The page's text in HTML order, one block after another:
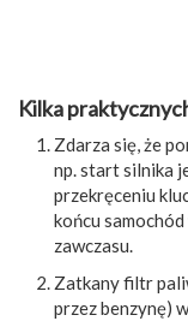
Kilka
Zdarza się, że
np. start silnika
przekręceniu
końcu
zawczasu.
Zatkany filtr
przez benzynę)